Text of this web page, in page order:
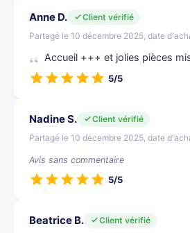
Anne D.
Client vérifié
Partagé le 10 décembre 2025, date
Accueil +++ et jolies pièces
5/5
Nadine S.
Client vérifié
Partagé le 10 décembre 2025, date
Avis sans commentaire
5/5
Beatrice B.
Client vérifié